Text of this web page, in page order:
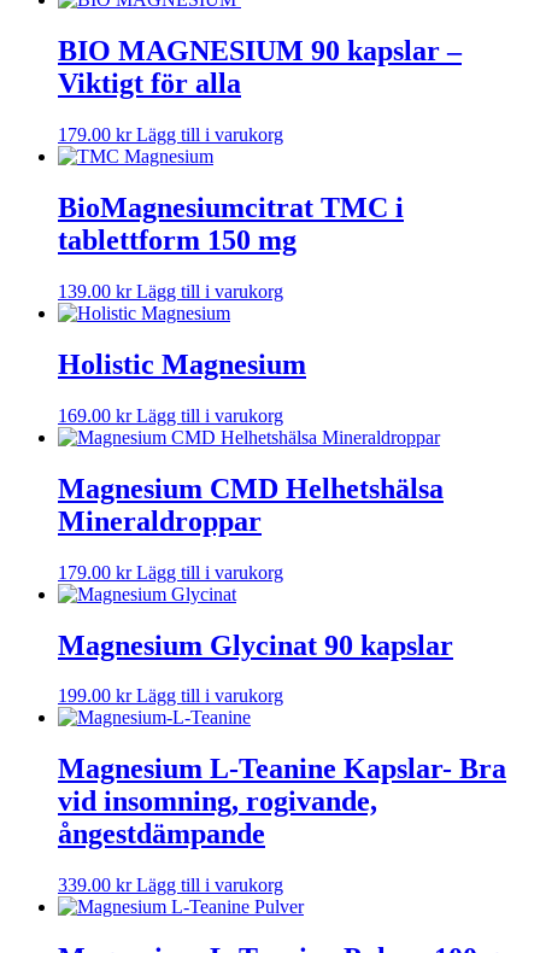
BIO MAGNESIUM 90 kapslar –
Viktigt för alla
179.00 kr Lägg till i varukorg
BioMagnesiumcitrat TMC i
tablettform 150 mg
139.00 kr Lägg till i varukorg
Holistic Magnesium
169.00 kr Lägg till i varukorg
Magnesium CMD Helhetshälsa
Mineraldroppar
179.00 kr Lägg till i varukorg
Magnesium Glycinat 90 kapslar
199.00 kr Lägg till i varukorg
Magnesium L-Teanine Kapslar- Bra
vid insomning, rogivande,
ångestdämpande
339.00 kr Lägg till i varukorg